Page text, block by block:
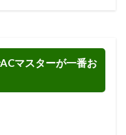
マスターが一番お